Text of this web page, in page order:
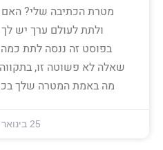
מטרת הכתיבה שלי?
ולתת לעולם ערך יש
בפוסט זה ננסה לתת כמה
שאלה לא פשוטה זו,
מה באמת המטרה שלך
25 בינואר 2016